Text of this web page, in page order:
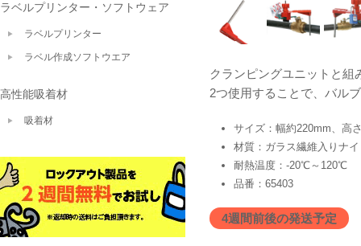
クランピングユニットと
2つ使用することで、バル
サイズ：幅約220mm、高
材質：ガラス繊維入りナ
耐熱温度：-20℃～120℃
品番：65403
4週間前後の発送予定
ラベルプリンター・ソフトウェア
ラベルプリンター
ラベル作成ソフトウエア
高性能吸着材
吸着材